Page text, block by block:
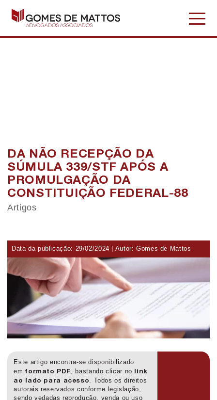
DA NÃO RECEPÇÃO DA
SÚMULA 339/STF APÓS A
PROMULGAÇÃO DA
CONSTITUIÇÃO FEDERAL-88
Artigos
Data da publicação: 29/02/2024 | Autor: Gomes de Mattos
Este artigo encontra-se disponibilizado
emformato PDF, bastando clicar no link
ao lado para acesso. Todos os direitos
autorais reservados conforme legislação,
sendo vedadas reprodução, venda ou uso